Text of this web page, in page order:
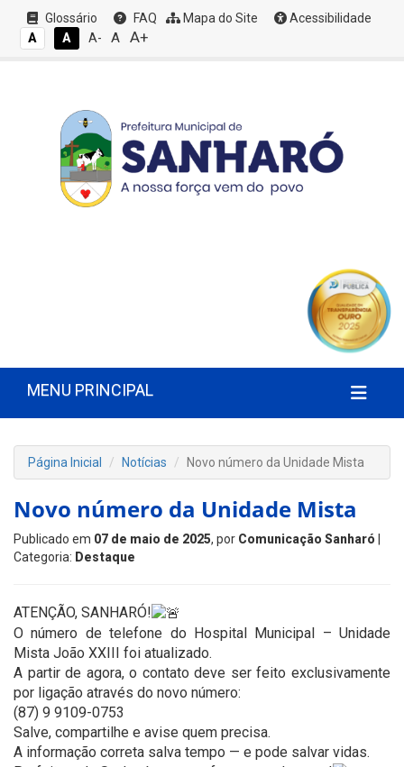
Glossário FAQ Mapa do Site
Acessibilidade
A
A A- A A+
MENU PRINCIPAL
Página Inicial Notícias Novo número da Unidade Mista
Novo número da Unidade Mista
Publicado em 07 de maio de 2025, por Comunicação Sanharó
Categoria: Destaque
ATENÇÃO, SANHARÓ!
O número de telefone do Hospital Municipal – Unidade
Mista João XXIII foi atualizado.
A partir de agora, o contato deve ser feito exclusivamente
por ligação através do novo número:
(87) 9 9109-0753
Salve, compartilhe e avise quem precisa.
A informação correta salva tempo — e pode salvar vidas.